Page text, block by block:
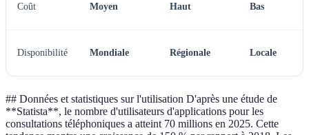
Coût Moyen Haut Bas
Disponibilité Mondiale Régionale Locale
## Données et statistiques sur l'utilisation D'après une étude de
**Statista**, le nombre d'utilisateurs d'applications pour les
consultations téléphoniques a atteint 70 millions en 2025. Cette